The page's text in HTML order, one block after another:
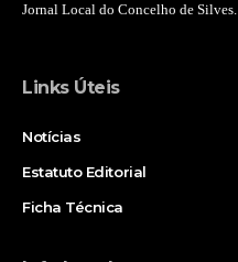
Jornal Local do Concelho de Silves.
Links Úteis
Notícias
Estatuto Editorial
Ficha Técnica